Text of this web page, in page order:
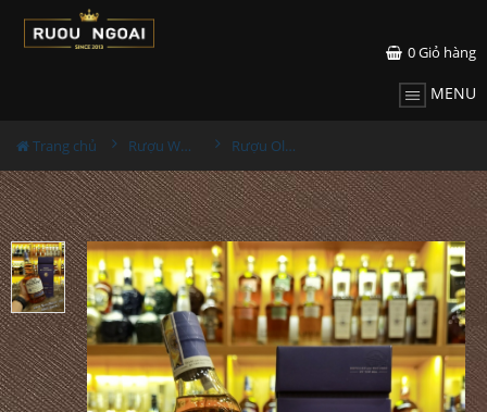
0Giỏ hàng
MENU
Trang chủ Rượu Whisky Rượu Old Pulteney 18YO